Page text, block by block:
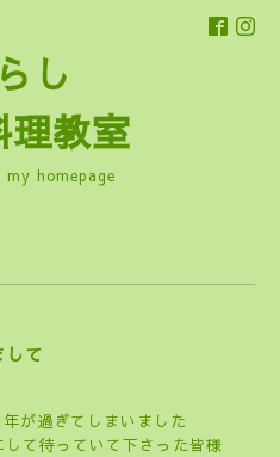
らし
理教室
my homepage
て
が過ぎてしまいました
て待っていて下さった皆様